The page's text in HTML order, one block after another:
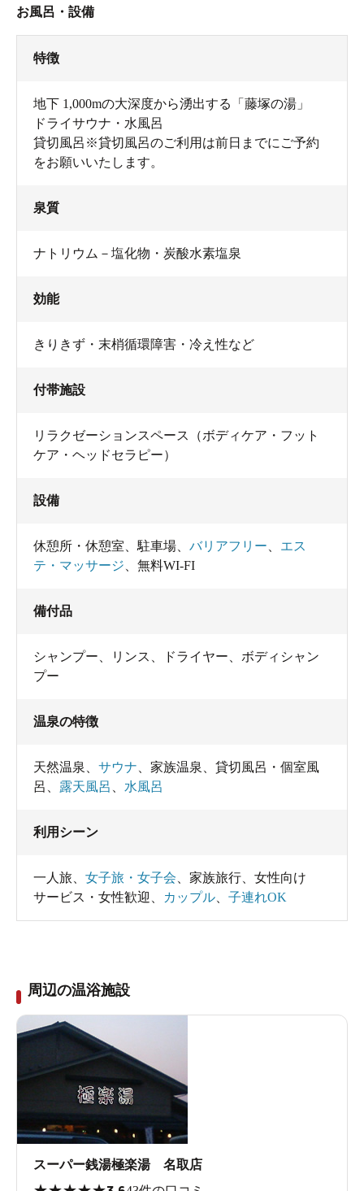
お風呂・設備
特徴
地下 1,000mの大深度から湧出する「藤塚の湯」
ドライサウナ・水風呂
貸切風呂※貸切風呂のご利用は前日までにご予約
をお願いいたします。
泉質
ナトリウム－塩化物・炭酸水素塩泉
効能
きりきず・末梢循環障害・冷え性など
付帯施設
リラクゼーションスペース（ボディケア・フット
ケア・ヘッドセラピー）
設備
休憩所・休憩室 駐車場 バリアフリー
エス
テ・マッサージ
無料WI-FI
備付品
シャンプー リンス ドライヤー
ボディシャン
プー
温泉の特徴
天然温泉 サウナ 家族温泉
貸切風呂・個室風
呂
露天風呂 水風呂
利用シーン
一人旅 女子旅・女子会 家族旅行
女性向け
サービス・女性歓迎
カップル 子連れOK
周辺の温浴施設
スーパー銭湯極楽湯 名取店